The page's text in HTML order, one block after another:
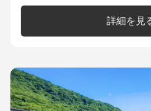
ロントでは、チェッ...詳細を見